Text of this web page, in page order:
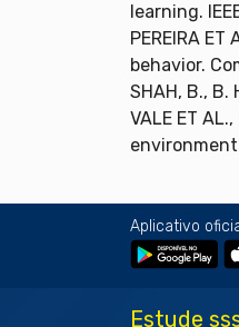
learning.
PEREIRA
behavior.
SHAH, B.,
VALE ET
Aplicativo
Estude